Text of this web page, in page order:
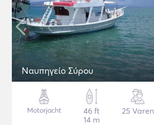
Ναυπηγείο Σύρου
Motorjacht
46 ft
14 m
25 Varen